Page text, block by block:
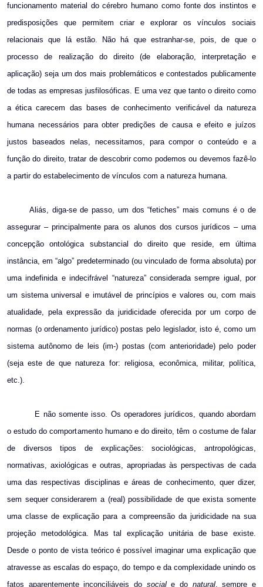
funcionamento material do cérebro humano como fonte dos instintos e
predisposições que permitem criar e explorar os vínculos sociais
relacionais que lá estão. Não há que estranhar-se, pois, de que o
processo de realização do direito (de elaboração, interpretação e
aplicação) seja um dos mais problemáticos e contestados publicamente
de todas as empresas jusfilosóficas. E uma vez que tanto o direito como
a ética carecem das bases de conhecimento verificável da natureza
humana necessários para obter predições de causa e efeito e juízos
justos baseados nelas, necessitamos, para compor o conteúdo e a
função do direito, tratar de descobrir como podemos ou devemos fazê-lo
a partir do estabelecimento de vínculos com a natureza humana.
Aliás, diga-se de passo, um dos “fetiches” mais comuns é o de
assegurar – principalmente para os alunos dos cursos jurídicos – uma
concepção ontológica substancial do direito que reside, em última
instância, em “algo” predeterminado (ou vinculado de forma absoluta) por
uma indefinida e indecifrável “natureza” considerada sempre igual, por
um sistema universal e imutável de princípios e valores ou, com mais
atualidade, pela expressão da juridicidade oferecida por um corpo de
normas (o ordenamento jurídico) postas pelo legislador, isto é, como um
sistema autônomo de leis (im-) postas (com anterioridade) pelo poder
(seja este de que natureza for: religiosa, econômica, militar, política,
etc.).
E não somente isso. Os operadores jurídicos, quando abordam
o estudo do comportamento humano e do direito, têm o costume de falar
de diversos tipos de explicações: sociológicas, antropológicas,
normativas, axiológicas e outras, apropriadas às perspectivas de cada
uma das respectivas disciplinas e áreas de conhecimento, quer dizer,
sem sequer considerarem a (real) possibilidade de que exista somente
uma classe de explicação para a compreensão da juridicidade na sua
projeção metodológica. Mas tal explicação unitária de base existe.
Desde o ponto de vista teórico é possível imaginar uma explicação que
atravesse as escalas do espaço, do tempo e da complexidade unindo os
fatos aparentemente inconciliáveis do sociale do natural, sempre e